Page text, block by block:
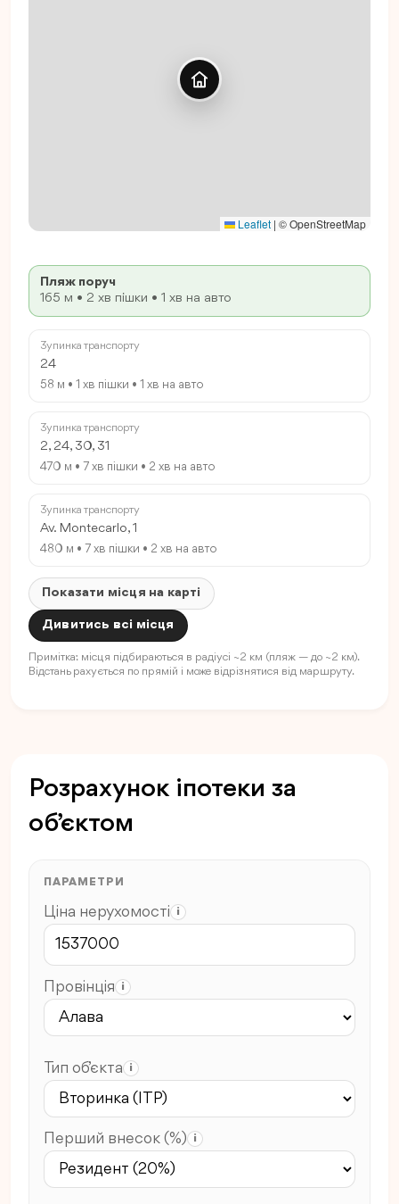
Leaflet | © OpenStreetMap
Пляж поруч
165 м • 2 хв пішки • 1 хв на авто
Зупинка транспорту
24
58 м • 1 хв пішки • 1 хв на авто
Зупинка транспорту
2, 24, 30, 31
470 м • 7 хв пішки • 2 хв на авто
Зупинка транспорту
Av. Montecarlo, 1
480 м • 7 хв пішки • 2 хв на авто
Показати місця на карті
Дивитись всі місця
Примітка: місця підбираються в радіусі ~2 км (пляж — до ~2 км).
Відстань рахується по прямій і може відрізнятися від маршруту.
Розрахунок іпотеки за
об’єктом
ПАРАМЕТРИ
Ціна нерухомості i
Провінція i
Тип об’єкта i
Перший внесок (%) i